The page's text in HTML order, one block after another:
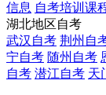
信息 自考培训课
湖北地区自考
武汉自考 荆州自
宁自考 随州自考
自考 潜江自考 天